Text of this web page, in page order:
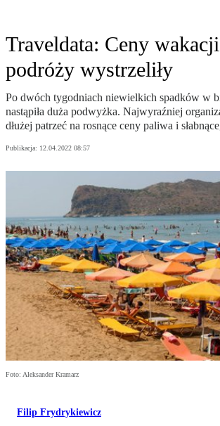
Traveldata: Ceny
podróży wystrzeliły
Po dwóch tygodniach niewielkich spadków w
nastąpiła duża podwyżka. Najwyraźniej
dłużej patrzeć na rosnące ceny paliwa i
Publikacja: 12.04.2022 08:57
Foto: Aleksander Kramarz
Filip Frydrykiewicz